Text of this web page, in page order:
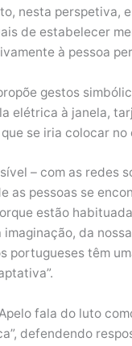
nesta perspetiva,
de estabelecer
à pessoa
gestos
elétrica à janela,
se iria colocar no
– com as redes
as pessoas se
estão
da
portugueses têm
fala do luto
defendendo